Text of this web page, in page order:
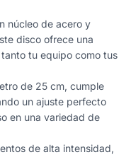
núcleo de acero y
disco ofrece una
tu equipo como tus
de 25 cm, cumple
un ajuste perfecto
en una variedad de
de alta intensidad,